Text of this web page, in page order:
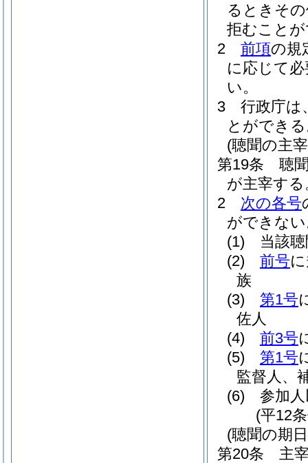
るときそ
拒むこと
2
前項の規
に応じて
い。
3
行政庁は
とができ
(聴聞の主
第19条
聴
が主宰する
2
次の各号
ができな
(1)
当該
(2)
前号
族
(3)
第1号
佐人
(4)
前3号
(5)
第1号
監督人、
(6)
参加
(平12
(聴聞の期
第20条
主